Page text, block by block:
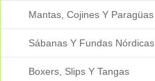
Mantas, Cojines Y Paragüas
Sábanas Y Fundas Nórdicas
Boxers, Slips Y Tangas